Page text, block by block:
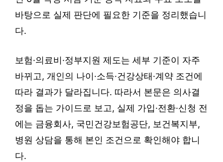
바탕으로 실제 판단에 필요한 기준을 정리했습니
다.
보험·의료비·정부지원 제도는 세부 기준이 자주
바뀌고, 개인의 나이·소득·건강상태·계약 조건에
따라 결과가 달라집니다. 따라서 본문은 의사결
정을 돕는 가이드로 보고, 실제 가입·전환·신청 전
에는 금융회사, 국민건강보험공단, 보건복지부,
병원 상담을 통해 본인 조건으로 확인해야 합니
다.